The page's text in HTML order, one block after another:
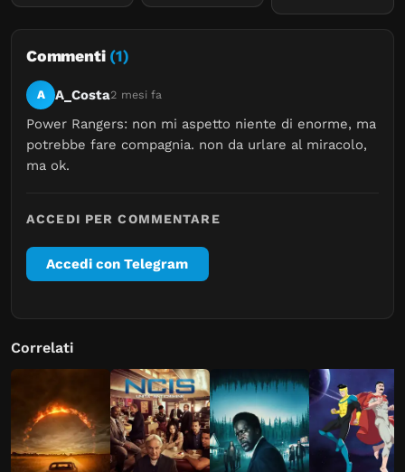
Commenti (1)
A A_Costa2 mesi fa
Power Rangers: non mi aspetto niente di enorme, ma
potrebbe fare compagnia. non da urlare al miracolo,
ma ok.
ACCEDI PER COMMENTARE
Accedi con Telegram
Correlati